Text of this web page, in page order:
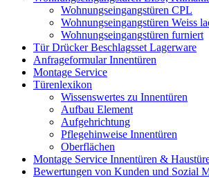
Wohnungseingangstüren CPL
Wohnungseingangstüren Weiss
Wohnungseingangstüren furniert
Tür Drücker Beschlagsset Lagerware
Anfrageformular Innentüren
Montage Service
Türenlexikon
Wissenswertes zu Innentüren
Aufbau Element
Aufgehrichtung
Pflegehinweise Innentüren
Oberflächen
Montage Service Innentüren &
Bewertungen von Kunden und Sozial